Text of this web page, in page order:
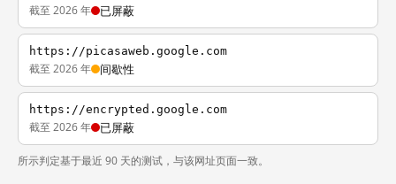
截至 2026 年 已屏蔽
https://picasaweb.google.com
截至 2026 年 间歇性
https://encrypted.google.com
截至 2026 年 已屏蔽
所示判定基于最近 90 天的测试，与该网址页面一致。